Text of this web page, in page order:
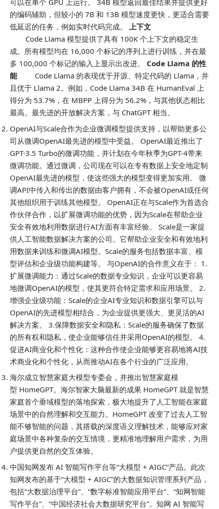
可以在单个 GPU 上运行。 34B 模型返回最佳结果并提供更好
的编码辅助，但较小的 7B 和 13B 模型速度更快，更适合需要
低延迟的任务，例如实时代码完成。 ​上下文
Code Llama 模型提供了具有 100K 个上下文的稳定生
成。所有模型均在 16,000 个标记的序列上进行训练，并在最
多 100,000 个标记的输入上显示出改进。 ​ Code Llama 的性
能​ Code Llama 的表现优于开源、特定代码的 Llama，并
且优于 Llama 2。例如，Code Llama 34B 在 HumanEval 上
得分为 53.7%，在 MBPP 上得分为 56.2%，与其他状态相比
最高。最先进的开放解决方案，与 ChatGPT 相当。
OpenAI与Scale合作为企业微调模型提供支持，以帮助更多公
司从微调OpenAI最先进的模型中受益。 ​OpenAI最近推出了
GPT-3.5 Turbo的微调功能，并计划在今年秋季为GPT-4带来
微调功能。通过微调，公司现在可以在专有数据上安全地定制
OpenAI最先进的模型，使这些强大的模型变得更加实用。 ​微
调API中传入和传出的数据由客户拥有，不会被OpenAI或任何
其他组织用于训练其他模型。 ​OpenAI正在与Scale作为首选合
作伙伴合作，以扩展微调功能的优势，因为Scale在帮助企业
安全有效地利用数据进行AI方面有丰富经验。 ​Scale是一家提
供人工智能数据解决方案的公司。它帮助企业安全和有效地利
用数据来训练和微调AI模型。Scale的服务包括数据丰富、模
型评估和企业级功能构建等。 ​与OpenAI的合作意义在于： ​1.
扩展微调能力：通过Scale的数据专业知识，企业可以更容易
地微调OpenAI的模型，使其更符合特定需求和应用场景。 ​2.
增强企业级功能：Scale的企业AI专业知识和数据引擎可以与
OpenAI的先进模型相结合，为企业提供更强大、更灵活的AI
解决方案。 ​3.保障数据安全和隐私：Scale的服务确保了数据
的所有权和隐私，使企业能够信任并采用OpenAI的模型。 ​4.
促进AI商业化和个性化：这种合作使企业能够更容易地将AI技
术商业化和个性化，从而推动AI在各个行业的广泛应用。
海尔成立智慧家庭大模型专委会，并推出智慧家庭模
型 HomeGPT。海尔智家大脑最新的成果 HomeGPT 就是智慧
家庭首个垂域模型的落地探索，极大地提升了人工智能在家庭
场景中的自然理解和交互能力。HomeGPT 改变了过去人工智
能不够智能的问题，其搭载的深度语义理解技术，能够应对家
庭场景中各种复杂的交互情境，更精准地理解用户需求，为用
户提供更自然的交互体验。
中国知网发布 AI 智能写作平台等“大模型 + AIGC”产品。此次
知网发布的基于“大模型 + AIGC”的大数据知识管理系列产品，
包括“大数据治理平台”、“数字标准智能应用平台”、“知网智能
写作平台”、“中国经济社会大数据研究平台”。知网 AI 智能写